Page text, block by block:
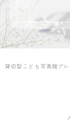
貸切型こども写真館プ